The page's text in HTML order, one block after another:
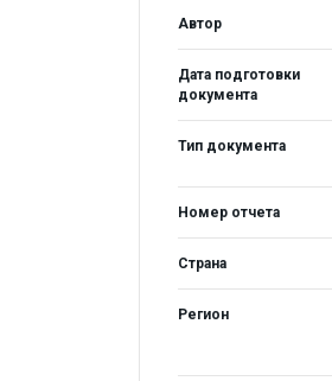
Автор
Дата подготовки
документа
Тип документа
Номер отчета
Страна
Регион